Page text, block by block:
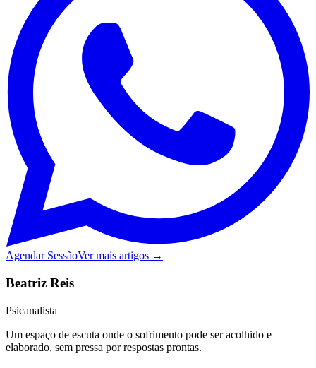
Agendar SessãoVer mais artigos →
Beatriz Reis
Psicanalista
Um espaço de escuta onde o sofrimento pode ser acolhido e
elaborado, sem pressa por respostas prontas.